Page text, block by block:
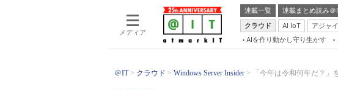
メディア
連載一覧 連載まとめ読み
クラウド
AI IoT アジャ
AIを作り動かし守り生かす
＠IT クラウド Windows Server Insider 「今年は令和何年だ？